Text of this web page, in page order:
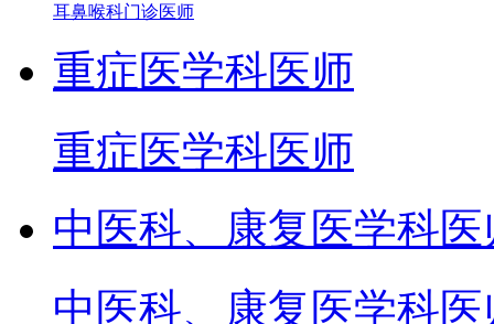
耳鼻喉科门诊医师
重症医学科医师
重症医学科医师
中医科、康复医学科医
中医科、康复医学科医